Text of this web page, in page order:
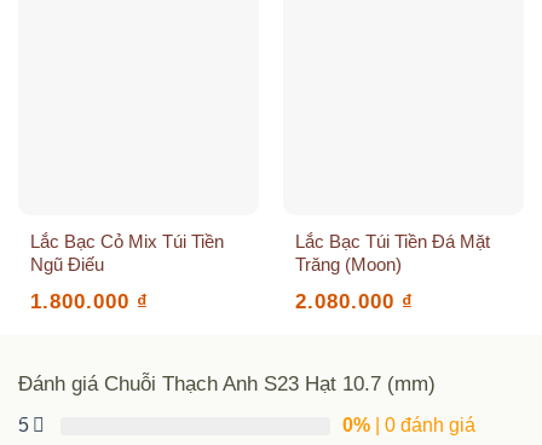
Lắc Bạc Cỏ Mix Túi Tiền
Ngũ Điếu
1.800.000 ₫
Lắc Bạc Túi Tiền Đá Mặt
Trăng (Moon)
2.080.000 ₫
Đánh giá Chuỗi Thạch Anh S23 Hạt 10.7 (mm)
5 0% | 0 đánh giá